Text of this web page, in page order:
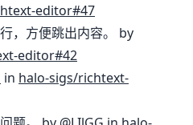
editor#47
，方便跳出内容。 by
editor#42
in halo-sigs/richtext-